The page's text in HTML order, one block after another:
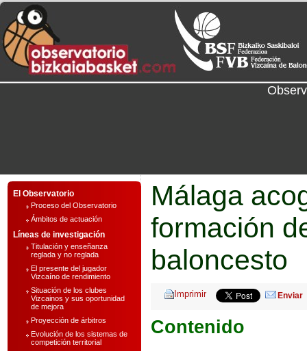
El Observatorio
Proceso del Observatorio
Ámbitos de actuación
Líneas de investigación
Titulación y enseñanza
reglada y no reglada
El presente del jugador
Vizcaíno de rendimiento
Situación de los clubes
Vizcainos y sus oportunidad
de mejora
Proyección de árbitros
Evolución de los sistemas de
competición territorial
Málaga
formación
baloncesto
Enviar
Contenido